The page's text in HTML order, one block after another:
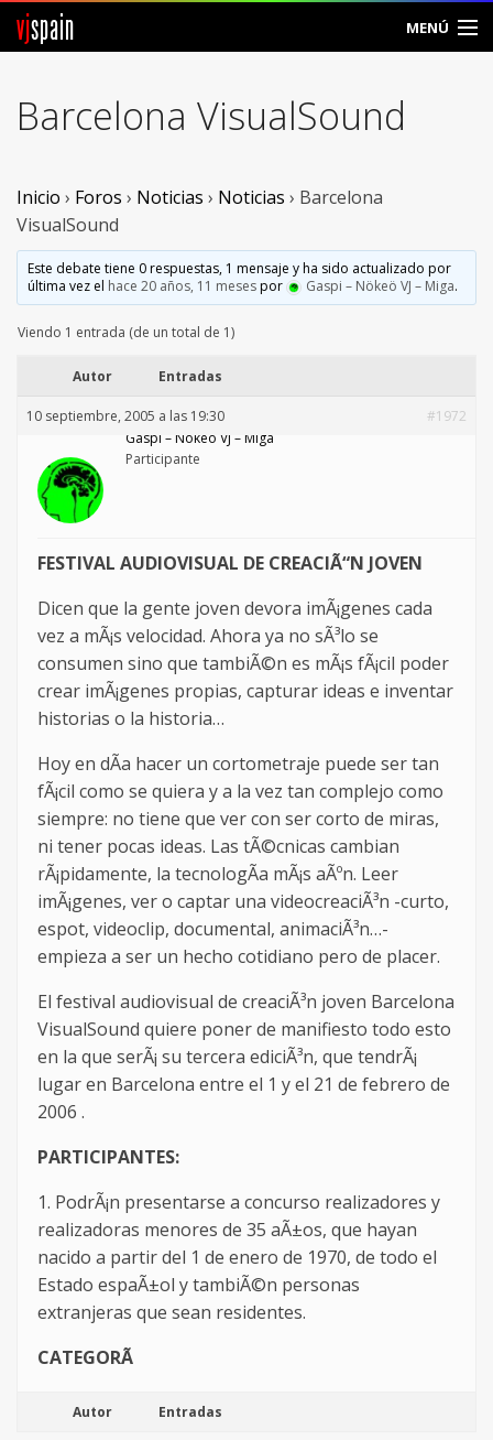
vjspain MENÚ
Foros
Vjspain
Ayuda
Contacto
Barcelona VisualSound
Inicio › Foros › Noticias › Noticias › Barcelona
VisualSound
Este debate tiene 0 respuestas, 1 mensaje y ha sido actualizado por
última vez el hace 20 años, 11 mesespor Gaspi – Nökeö VJ – Miga.
Viendo 1 entrada (de un total de 1)
Autor Entradas
10 septiembre, 2005 a las 19:30
#1972
Gaspi – Nökeö VJ – Miga
Participante
FESTIVAL AUDIOVISUAL DE CREACIÃ“N JOVEN
Dicen que la gente joven devora imÃ¡genes cada
vez a mÃ¡s velocidad. Ahora ya no sÃ³lo se
consumen sino que tambiÃ©n es mÃ¡s fÃ¡cil poder
crear imÃ¡genes propias, capturar ideas e inventar
historias o la historia…
Hoy en dÃ­a hacer un cortometraje puede ser tan
fÃ¡cil como se quiera y a la vez tan complejo como
siempre: no tiene que ver con ser corto de miras,
ni tener pocas ideas. Las tÃ©cnicas cambian
rÃ¡pidamente, la tecnologÃ­a mÃ¡s aÃºn. Leer
imÃ¡genes, ver o captar una videocreaciÃ³n -curto,
espot, videoclip, documental, animaciÃ³n…-
empieza a ser un hecho cotidiano pero de placer.
El festival audiovisual de creaciÃ³n joven Barcelona
VisualSound quiere poner de manifiesto todo esto
en la que serÃ¡ su tercera ediciÃ³n, que tendrÃ¡
lugar en Barcelona entre el 1 y el 21 de febrero de
2006 .
PARTICIPANTES:
1. PodrÃ¡n presentarse a concurso realizadores y
realizadoras menores de 35 aÃ±os, que hayan
nacido a partir del 1 de enero de 1970, de todo el
Estado espaÃ±ol y tambiÃ©n personas
extranjeras que sean residentes.
CATEGORÃ
Autor Entradas